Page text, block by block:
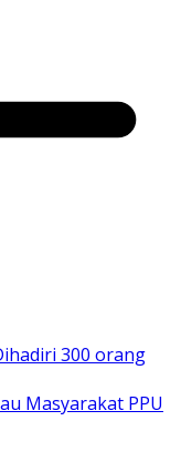
300 orang
Masyarakat PPU